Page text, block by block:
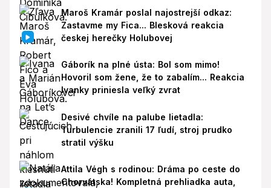
Maroš Kramár poslal najostrejší odkaz:
Zastavme my Fica... Blesková reakcia
českej herečky Holubovej
Gáborík na plné ústa: Bol som mimo!
Hovoril som žene, že to zabalím... Reakcia
Ivanky priniesla veľký zvrat
Desivé chvíle na palube lietadla:
Turbulencie zranili 17 ľudí, stroj prudko
stratil výšku
Attila Végh s rodinou: Dráma po ceste do
Chorvátska! Kompletná prehliadka auta,